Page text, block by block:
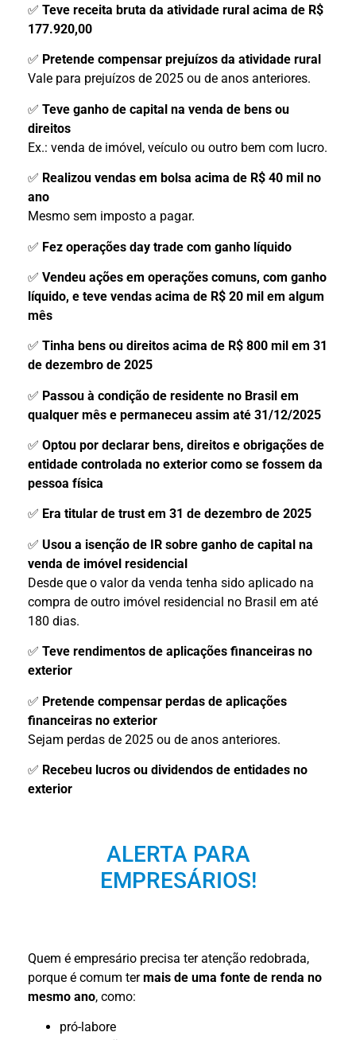
✅ Teve receita bruta da atividade rural acima de R$
177.920,00
✅ Pretende compensar prejuízos da atividade rural
Vale para prejuízos de 2025 ou de anos anteriores.
✅ Teve ganho de capital na venda de bens ou
direitos
Ex.: venda de imóvel, veículo ou outro bem com lucro.
✅ Realizou vendas em bolsa acima de R$ 40 mil no
ano
Mesmo sem imposto a pagar.
✅ Fez operações day trade com ganho líquido
✅ Vendeu ações em operações comuns, com ganho
líquido, e teve vendas acima de R$ 20 mil em algum
mês
✅ Tinha bens ou direitos acima de R$ 800 mil em 31
de dezembro de 2025
✅ Passou à condição de residente no Brasil em
qualquer mês e permaneceu assim até 31/12/2025
✅ Optou por declarar bens, direitos e obrigações de
entidade controlada no exterior como se fossem da
pessoa física
✅ Era titular de trust em 31 de dezembro de 2025
✅ Usou a isenção de IR sobre ganho de capital na
venda de imóvel residencial
Desde que o valor da venda tenha sido aplicado na
compra de outro imóvel residencial no Brasil em até
180 dias.
✅ Teve rendimentos de aplicações financeiras no
exterior
✅ Pretende compensar perdas de aplicações
financeiras no exterior
Sejam perdas de 2025 ou de anos anteriores.
✅ Recebeu lucros ou dividendos de entidades no
exterior
ALERTA PARA
EMPRESÁRIOS!
Quem é empresário precisa ter atenção redobrada,
porque é comum termais de uma fonte de renda no
mesmo ano, como:
pró-labore